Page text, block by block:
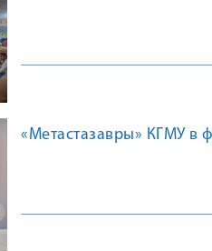
«Метастазавры» КГМУ в